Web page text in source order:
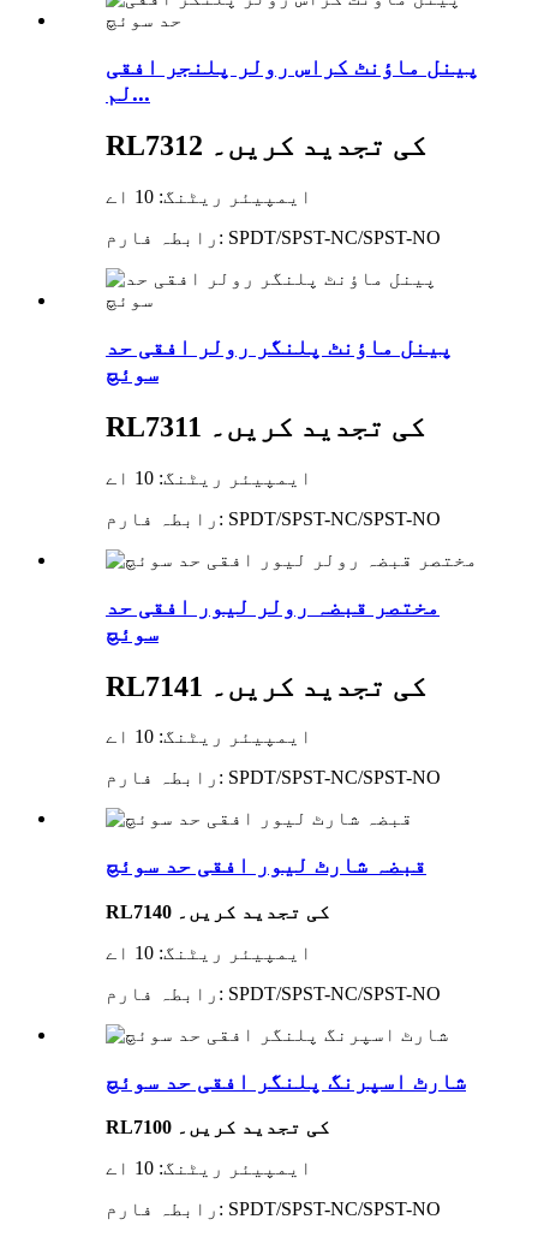
پینل ماؤنٹ کراس رولر پلنجر افقی
لم...
RL7312 کی تجدید کریں۔
ایمپیئر ریٹنگ: 10 اے
رابطہ فارم: SPDT/SPST-NC/SPST-NO
پینل ماؤنٹ پلنگر رولر افقی حد
سوئچ
RL7311 کی تجدید کریں۔
ایمپیئر ریٹنگ: 10 اے
رابطہ فارم: SPDT/SPST-NC/SPST-NO
مختصر قبضہ رولر لیور افقی حد
سوئچ
RL7141 کی تجدید کریں۔
ایمپیئر ریٹنگ: 10 اے
رابطہ فارم: SPDT/SPST-NC/SPST-NO
قبضہ شارٹ لیور افقی حد سوئچ
RL7140 کی تجدید کریں۔
ایمپیئر ریٹنگ: 10 اے
رابطہ فارم: SPDT/SPST-NC/SPST-NO
شارٹ اسپرنگ پلنگر افقی حد سوئچ
RL7100 کی تجدید کریں۔
ایمپیئر ریٹنگ: 10 اے
رابطہ فارم: SPDT/SPST-NC/SPST-NO